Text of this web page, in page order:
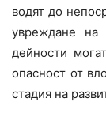
водят до
увреждане на
дейности
опасност от
стадия на